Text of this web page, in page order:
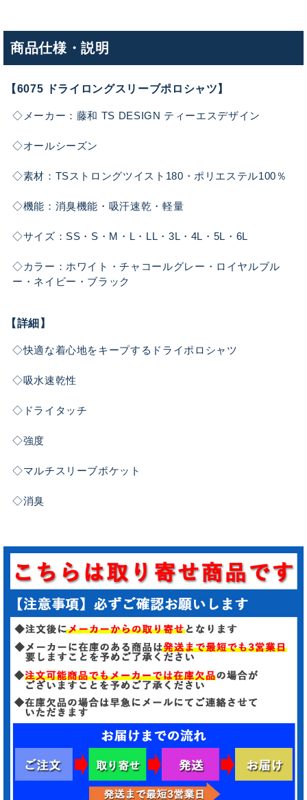
商品仕様・説明
【6075 ドライロングスリーブポロシャツ】
◇メーカー：藤和 TS DESIGN ティーエスデザイン
◇オールシーズン
◇素材：TSストロングツイスト180・ポリエステル100％
◇機能：消臭機能・吸汗速乾・軽量
◇サイズ：SS・S・M・L・LL・3L・4L・5L・6L
◇カラー：ホワイト・チャコールグレー・ロイヤルブル
ー・ネイビー・ブラック
【詳細】
◇快適な着心地をキープするドライポロシャツ
◇吸水速乾性
◇ドライタッチ
◇強度
◇マルチスリーブポケット
◇消臭